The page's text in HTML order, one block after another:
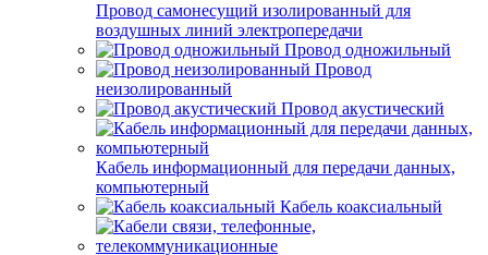
Провод самонесущий изолированный для
воздушных линий электропередачи
Провод одножильный
Провод
неизолированный
Провод акустический
Кабель информационный для передачи данных,
компьютерный
Кабель коаксиальный